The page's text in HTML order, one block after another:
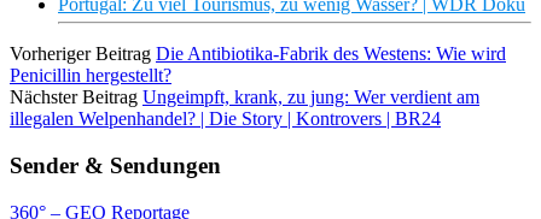
Portugal: Zu viel Tourismus, zu wenig Wasser? | WDR Doku
Vorheriger Beitrag Die Antibiotika-Fabrik des Westens: Wie wird
Penicillin hergestellt?
Nächster Beitrag Ungeimpft, krank, zu jung: Wer verdient am
illegalen Welpenhandel? | Die Story | Kontrovers | BR24
Sender & Sendungen
360° – GEO Reportage